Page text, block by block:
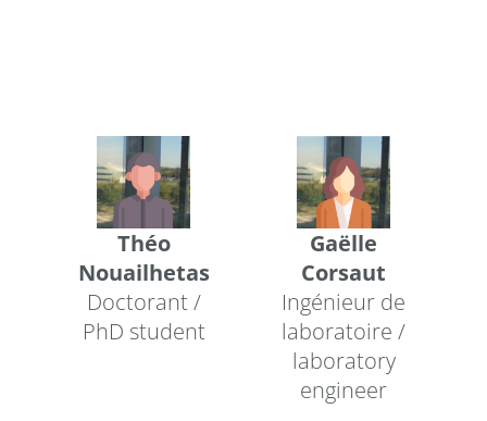
Théo
Nouailhetas
Doctorant /
PhD student
Gaëlle
Corsaut
Ingénieur de
laboratoire /
laboratory
engineer